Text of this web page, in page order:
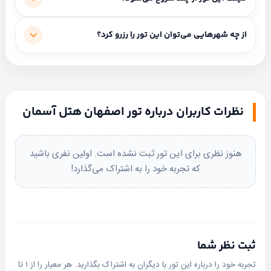
روش رزرو:100% آنلاین و 24 ساعته
آسانسور
اینترنت وای‌فای رایگان
سالن اجتماعات و کنفرانس
استخر، سونا و جکوزی
اصفهان، تجربه‌ای متفاوت از صرف غذا را فراهم می‌کند.
علاوه بر آن، رستوران خورشید انواع غذاهای فست‌فودی را
ارتباط
ابتدا
کنید
بله پیامک
شروع قیمت از ۶,۴۰۰,۰۰۰ تومان است (بسته به مبدا و نوع
از چه شهرهایی می‌توان این تور را رزرو کرد؟
نظرات کاربران درباره تور اصفهان هتل آسمان
هنوز نظری برای این تور ثبت نشده است. اولین نفری باشید
که تجربه خود را به اشتراک می‌گذارد!
ثبت نظر شما
تجربه خود را درباره این تور با دیگران به اشتراک بگذارید. هر معیار را از ۱ تا